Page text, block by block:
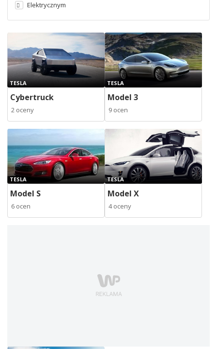
Elektrycznym
TESLA
Cybertruck
2 oceny
TESLA
Model 3
9 ocen
TESLA
Model S
6 ocen
TESLA
Model X
4 oceny